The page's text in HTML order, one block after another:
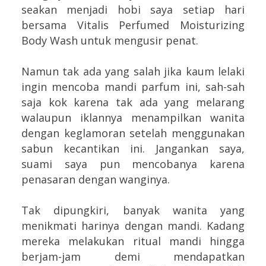
seakan menjadi hobi saya setiap hari
bersama Vitalis Perfumed Moisturizing
Body Wash untuk mengusir penat.
Namun tak ada yang salah jika kaum lelaki
ingin mencoba mandi parfum ini, sah-sah
saja kok karena tak ada yang melarang
walaupun iklannya menampilkan wanita
dengan keglamoran setelah menggunakan
sabun kecantikan ini. Jangankan saya,
suami saya pun mencobanya karena
penasaran dengan wanginya.
Tak dipungkiri, banyak wanita yang
menikmati harinya dengan mandi. Kadang
mereka melakukan ritual mandi hingga
berjam-jam demi mendapatkan